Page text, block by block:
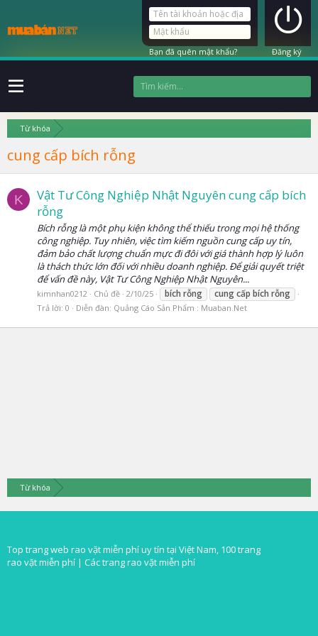
Bạn đã quên mật khẩu? Đăng ký
Từ khóa
cung cấp bích rỗng
K
Vật Tư Công Nghiệp Nhật Nguyên cung cấp bích
rỗng
Bích rỗng là một phụ kiện không thể thiếu trong mọi hệ thống
công nghiệp. Tuy nhiên, việc tìm kiếm nguồn cung cấp uy tín,
đảm bảo chất lượng chuẩn mực đi đôi với giá thành hợp lý luôn
là thách thức lớn đối với nhiều doanh nghiệp. Để giải quyết triệt
để vấn đề này, Vật Tư Công Nghiệp Nhật Nguyên...
kimnhan0212 Chủ đề 2/10/25 bích rỗng cungcấp bích rỗng
Trả lời: 0 Diễn đàn: Quảng Cáo Sản Phẩm : Muaban.Net
Từ khóa
Top trang web rao vặt miễn phí uy tín tại Việt Nam, 100 trang
rao vặt miễn phí | Các trang rao vặt miễn phí